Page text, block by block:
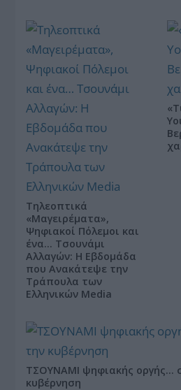
Τηλεοπτικά
«Μαγειρέματα»,
Ψηφιακοί Πόλεμοι και
ένα… Τσουνάμι
Αλλαγών: Η Εβδομάδα
που Ανακάτεψε την
Τράπουλα των
Ελληνικών Media
ΤΣΟΥΝΑΜΙ ψηφιακής οργής…
κυβέρνηση